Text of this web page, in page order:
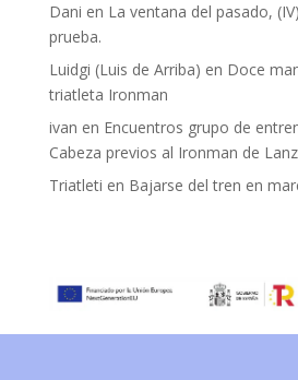
Dani en La ventana del pasado,
prueba.
Luidgi (Luis de Arriba) en Doce
triatleta Ironman
ivan en Encuentros grupo de
Cabeza previos al Ironman de
Triatleti en Bajarse del tren en